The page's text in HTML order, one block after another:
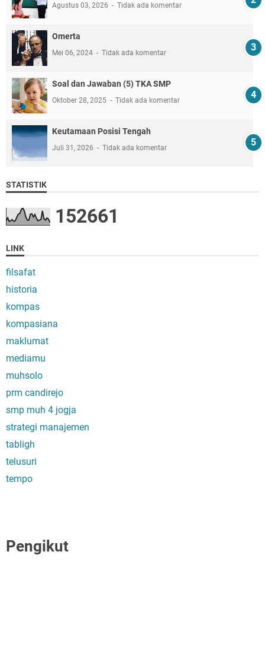
Agustus 03, 2026 Tidak ada komentar
Omerta
Mei 06, 2024 Tidak ada komentar
Soal dan Jawaban (5) TKA SMP
Oktober 28, 2025 Tidak ada komentar
Keutamaan Posisi Tengah
Juli 31, 2026 Tidak ada komentar
STATISTIK
152661
LINK
filsafat
historia
kompas
kompasiana
maklumat
mediamu
muhsolo
prm candirejo
smp muh 4 jogja
strategi manajemen
tabligh
telusuri
tempo
Pengikut